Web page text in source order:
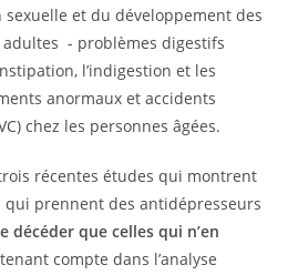
et du développement des
adultes - problèmes digestifs
l’indigestion et les
anormaux et accidents
chez les personnes âgées.
récentes études qui montrent
qui prennent des antidépresseurs
décéder que celles qui n’en
compte dans l’analyse